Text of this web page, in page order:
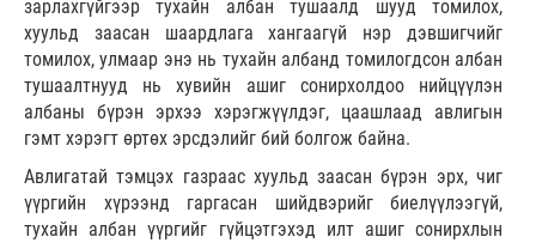
зарлахгүйгээр тухайн албан тушаалд шууд томилох,
хуульд заасан шаардлага хангаагүй нэр дэвшигчийг
томилох, улмаар энэ нь тухайн албанд томилогдсон албан
тушаалтнууд нь хувийн ашиг сонирхолдоо нийцүүлэн
албаны бүрэн эрхээ хэрэгжүүлдэг, цаашлаад авлигын
гэмт хэрэгт өртөх эрсдэлийг бий болгож байна.
Авлигатай тэмцэх газраас хуульд заасан бүрэн эрх, чиг
үүргийн хүрээнд гаргасан шийдвэрийг биелүүлээгүй,
тухайн албан үүргийг гүйцэтгэхэд илт ашиг сонирхлын